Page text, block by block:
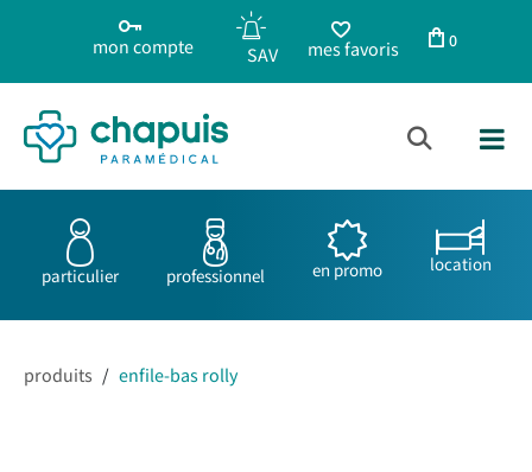
mon compte mes favoris 0
particulier professionnel en promo location
produits / enfile-bas rolly